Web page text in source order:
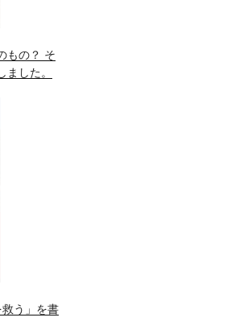
もの？ そ
した。
う」を書